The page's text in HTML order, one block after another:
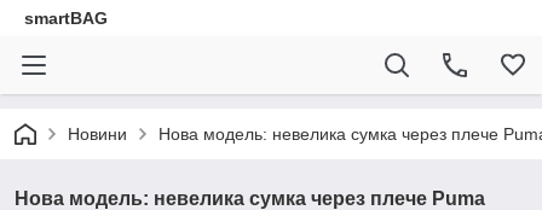
smartBAG
Новини Нова модель: невелика сумка через плече
Нова модель: невелика сумка через плече Puma